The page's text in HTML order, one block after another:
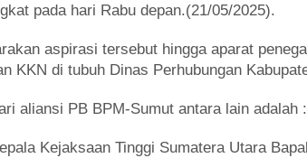
pada hari Rabu depan.(21/05/2025).
aspirasi tersebut hingga aparat
KKN di tubuh Dinas Perhubungan
aliansi PB BPM-Sumut antara lain adalah :
Kejaksaan Tinggi Sumatera Utara